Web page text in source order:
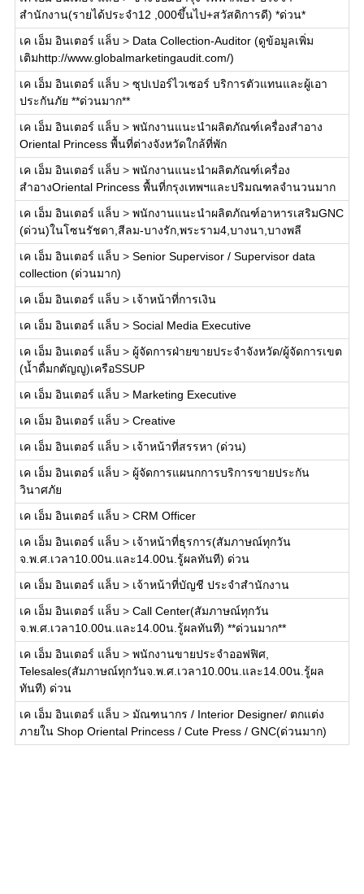
สำนักงาน(รายได้ประจำ12 ,000ขึ้นไป+สวัสดิการดี) *ด่วน*
เค เอ็ม อินเตอร์ แล็บ > Data Collection-Auditor (ดูข้อมูลเพิ่ม
เติมhttp://www.globalmarketingaudit.com/)
เค เอ็ม อินเตอร์ แล็บ > ซุปเปอร์ไวเซอร์ บริการตัวแทนและผู้เอา
ประกันภัย **ด่วนมาก**
เค เอ็ม อินเตอร์ แล็บ > พนักงานแนะนำผลิตภัณฑ์เครื่องสำอาง
Oriental Princess พื้นที่ต่างจังหวัดใกล้ที่พัก
เค เอ็ม อินเตอร์ แล็บ > พนักงานแนะนำผลิตภัณฑ์เครื่อง
สำอางOriental Princess พื้นที่กรุงเทพฯและปริมณฑลจำนวนมาก
เค เอ็ม อินเตอร์ แล็บ > พนักงานแนะนำผลิตภัณฑ์อาหารเสริมGNC
(ด่วน)ในโซนรัชดา,สีลม-บางรัก,พระราม4,บางนา,บางพลี
เค เอ็ม อินเตอร์ แล็บ > Senior Supervisor / Supervisor data
collection (ด่วนมาก)
เค เอ็ม อินเตอร์ แล็บ > เจ้าหน้าที่การเงิน
เค เอ็ม อินเตอร์ แล็บ > Social Media Executive
เค เอ็ม อินเตอร์ แล็บ > ผู้จัดการฝ่ายขายประจำจังหวัด/ผู้จัดการเขต
(น้ำดื่มกตัญญู)เครือSSUP
เค เอ็ม อินเตอร์ แล็บ > Marketing Executive
เค เอ็ม อินเตอร์ แล็บ > Creative
เค เอ็ม อินเตอร์ แล็บ > เจ้าหน้าที่สรรหา (ด่วน)
เค เอ็ม อินเตอร์ แล็บ > ผู้จัดการแผนกการบริการขายประกัน
วินาศภัย
เค เอ็ม อินเตอร์ แล็บ > CRM Officer
เค เอ็ม อินเตอร์ แล็บ > เจ้าหน้าที่ธุรการ(สัมภาษณ์ทุกวัน
จ.พ.ศ.เวลา10.00น.และ14.00น.รู้ผลทันที) ด่วน
เค เอ็ม อินเตอร์ แล็บ > เจ้าหน้าที่บัญชี ประจำสำนักงาน
เค เอ็ม อินเตอร์ แล็บ > Call Center(สัมภาษณ์ทุกวัน
จ.พ.ศ.เวลา10.00น.และ14.00น.รู้ผลทันที) **ด่วนมาก**
เค เอ็ม อินเตอร์ แล็บ > พนักงานขายประจําออฟฟิศ,
Telesales(สัมภาษณ์ทุกวันจ.พ.ศ.เวลา10.00น.และ14.00น.รู้ผล
ทันที) ด่วน
เค เอ็ม อินเตอร์ แล็บ > มัณฑนากร / Interior Designer/ ตกแต่ง
ภายใน Shop Oriental Princess / Cute Press / GNC(ด่วนมาก)